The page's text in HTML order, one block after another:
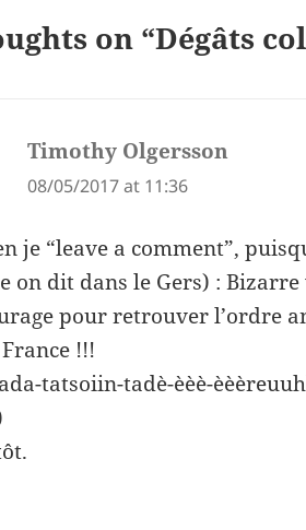
on “Dégâts
Timothy Olgersson
08/05/2017 at 11:36
je “leave a comment”,
on dit dans le Gers) :
pour retrouver l’ordre
!!!
tatsoiin-tadè-èèè-